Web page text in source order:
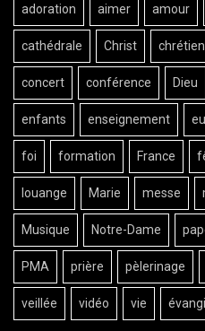
adoration aimer amour
cathédrale Christ
concert conférence Dieu
enfants enseignement
foi formation France
louange Marie messe
Musique Notre-Dame
PMA prière pèlerinage
veillée vidéo vie